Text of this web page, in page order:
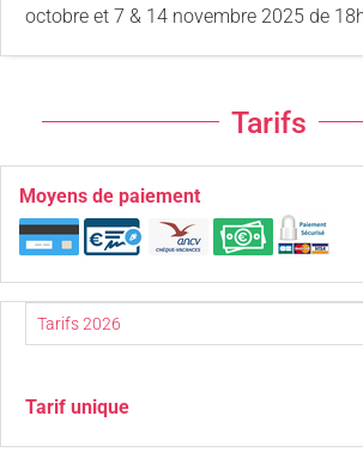
octobre et 7 & 14 novembre 2025 de
Tarifs
Moyens de paiement
Tarif unique